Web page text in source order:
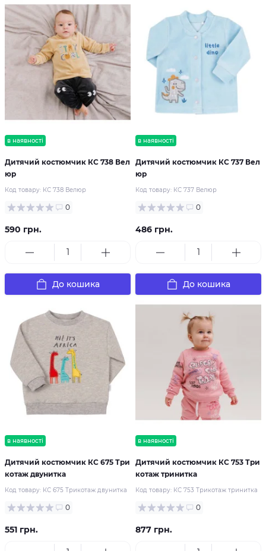
в наявності
Дитячий костюмчик КС 738 Вел
юр
Код товару: КС 738 Велюр
0
590 грн.
До кошика
в наявності
Дитячий костюмчик КС 737 Вел
юр
Код товару: КС 737 Велюр
0
486 грн.
До кошика
в наявності
Дитячий костюмчик КС 675 Три
котаж двунитка
Код товару: КС 675 Трикотаж двунитка
0
551 грн.
в наявності
Дитячий костюмчик КС 753 Три
котаж тринитка
Код товару: КС 753 Трикотаж тринитка
0
877 грн.